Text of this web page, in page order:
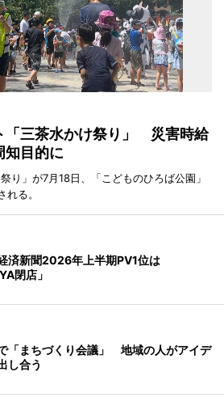
「三茶水かけ祭り」 災害時給
知目的に
り」が7月18日、「こどものひろば公園」
れる。
済新聞2026年上半期PV1位は
閉店」
「まちづくり会議」 地域の人がアイデ
し合う